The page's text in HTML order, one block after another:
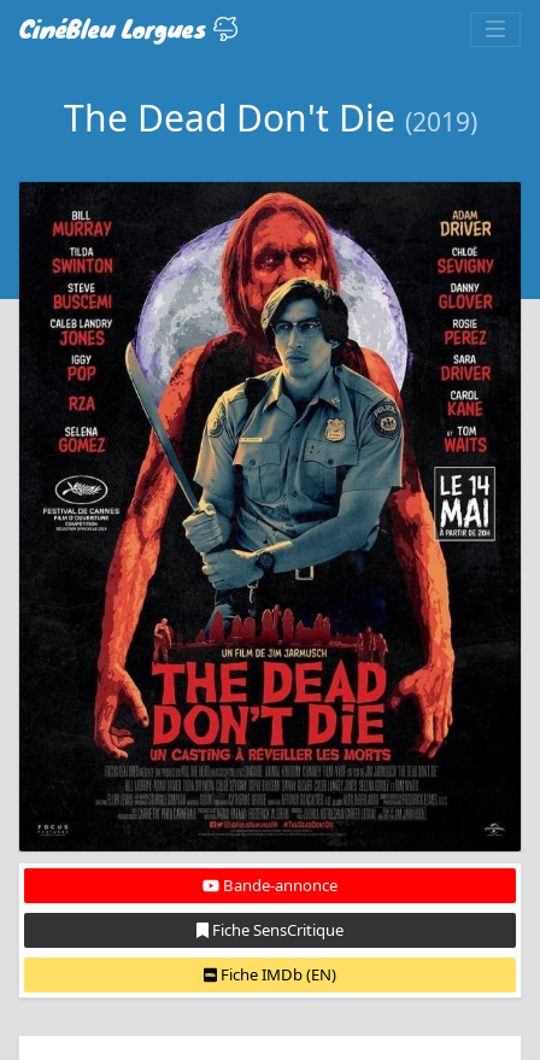
CinéBleu Lorgues
The Dead Don't Die (2019)
Bande-annonce
Fiche SensCritique
Fiche IMDb (EN)